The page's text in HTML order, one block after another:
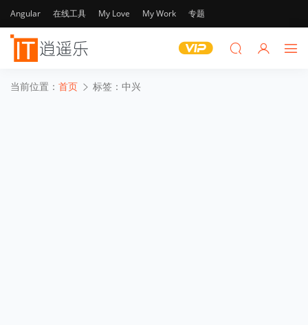
Angular 在线工具 My Love My Work 专题
当前位置： 首页 标签：中兴